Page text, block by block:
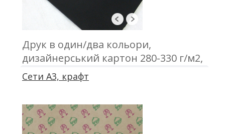
Друк в один/два кольори,
дизайнерський картон 280-330 г/м2,
приклеєна кишеня
Сети А3, крафт